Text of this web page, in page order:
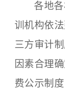
各地各
训机构依
三方审计
因素合理
费公示制